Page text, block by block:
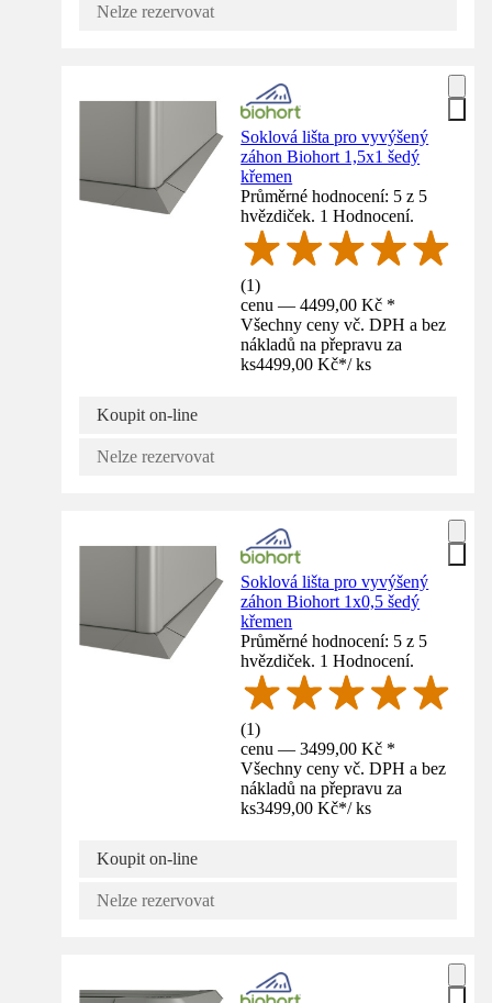
Nelze rezervovat
Soklová lišta pro vyvýšený
záhon Biohort 1,5x1 šedý
křemen
Průměrné hodnocení: 5 z 5
hvězdiček. 1 Hodnocení.
(1)
cenu — 4499,00 Kč *
Všechny ceny vč. DPH a bez
nákladů na přepravu za
ks4499,00 Kč*/ ks
Koupit on-line
Nelze rezervovat
Soklová lišta pro vyvýšený
záhon Biohort 1x0,5 šedý
křemen
Průměrné hodnocení: 5 z 5
hvězdiček. 1 Hodnocení.
(1)
cenu — 3499,00 Kč *
Všechny ceny vč. DPH a bez
nákladů na přepravu za
ks3499,00 Kč*/ ks
Koupit on-line
Nelze rezervovat